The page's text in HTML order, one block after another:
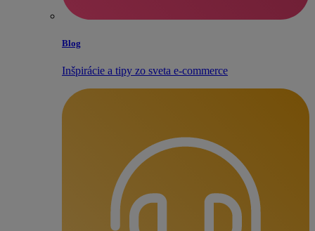
Blog
Inšpirácie a tipy zo sveta e‑commerce